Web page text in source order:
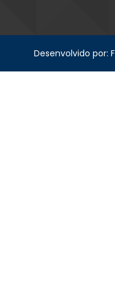
Desenvolvido por: